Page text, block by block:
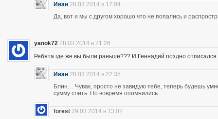
Иван 28.03.2014 в 17:04
Да, вот и мы с другом хорошо что не попались и
yanok72 28.03.2014 в 21:26
Ребята где же вы были раньше??? И Геннадий поздно
Иван 28.03.2014 в 22:35
Блин… Чувак, просто не завидую тебе, теперь будешь
сумму слить. Но вовремя опомнились
forest 29.03.2014 в 13:02